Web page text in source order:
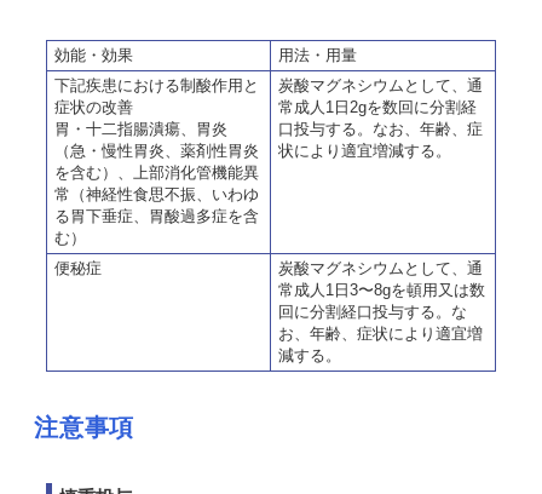
効能・効果
用法・用量
下記疾患における制酸作用と
症状の改善
胃・十二指腸潰瘍、胃炎
（急・慢性胃炎、薬剤性胃炎
を含む）、上部消化管機能異
常（神経性食思不振、いわゆ
る胃下垂症、胃酸過多症を含
む）
炭酸マグネシウムとして、通
常成人1日2gを数回に分割経
口投与する。なお、年齢、症
状により適宜増減する。
便秘症
炭酸マグネシウムとして、通
常成人1日3〜8gを頓用又は数
回に分割経口投与する。な
お、年齢、症状により適宜増
減する。
注意事項